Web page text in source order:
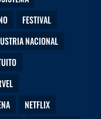
FESTIVAL
NACIONAL
NETFLIX